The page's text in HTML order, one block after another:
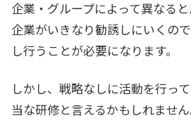
企業・グループによって異なる
企業がいきなり勧誘しにいくの
し行うことが必要になります。
しかし、戦略なしに活動を行っ
当な研修と言えるかもしれません